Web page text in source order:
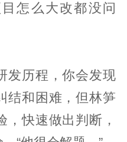
怎么大改都没问
发历程，你会发现
结和困难，但林笋
，快速做出判断，